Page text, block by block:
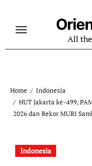
content
All
Home
Indonesia
HUT Jakarta ke-499,
2026 dan Rekor MURI
Indonesia